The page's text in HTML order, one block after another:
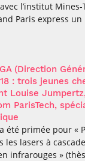
l’institut Mines-
Paris express un
(Direction
: trois jeunes
Louise
ParisTech,
été primée pour «
les lasers à
infrarouges »